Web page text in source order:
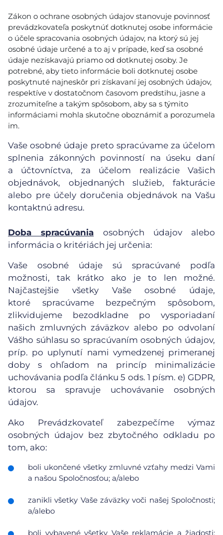
Zákon o ochrane osobných údajov stanovuje povinnosť
prevádzkovateľa poskytnúť dotknutej osobe informácie
o účele spracovania osobných údajov, na ktorý sú jej
osobné údaje určené a to aj v prípade, keď sa osobné
údaje nezískavajú priamo od dotknutej osoby. Je
potrebné, aby tieto informácie boli dotknutej osobe
poskytnuté najneskôr pri získavaní jej osobných údajov,
respektíve v dostatočnom časovom predstihu, jasne a
zrozumiteľne a takým spôsobom, aby sa s týmito
informáciami mohla skutočne oboznámiť a porozumela
im.
Vaše osobné údaje preto spracúvame za účelom
splnenia zákonných povinností na úseku daní
a účtovníctva, za účelom realizácie Vašich
objednávok, objednaných služieb, fakturácie
alebo pre účely doručenia objednávok na Vašu
kontaktnú adresu.
Doba spracúvania osobných údajov alebo
informácia o kritériách jej určenia:
Vaše osobné údaje sú spracúvané podľa
možnosti, tak krátko ako je to len možné.
Najčastejšie všetky Vaše osobné údaje,
ktoré spracúvame bezpečným spôsobom,
zlikvidujeme bezodkladne po vysporiadaní
našich zmluvných záväzkov alebo po odvolaní
Vášho súhlasu so spracúvaním osobných údajov,
príp. po uplynutí nami vymedzenej primeranej
doby s ohľadom na princíp minimalizácie
uchovávania podľa článku 5 ods. 1 písm. e) GDPR,
ktorou sa spravuje uchovávanie osobných
údajov.
Ako Prevádzkovateľ zabezpečíme výmaz
osobných údajov bez zbytočného odkladu po
tom, ako:
boli ukončené všetky zmluvné vzťahy medzi Vami
a našou Spoločnosťou; a/alebo
zanikli všetky Vaše záväzky voči našej Spoločnosti;
a/alebo
boli vybavené všetky Vaše reklamácie a žiadosti;